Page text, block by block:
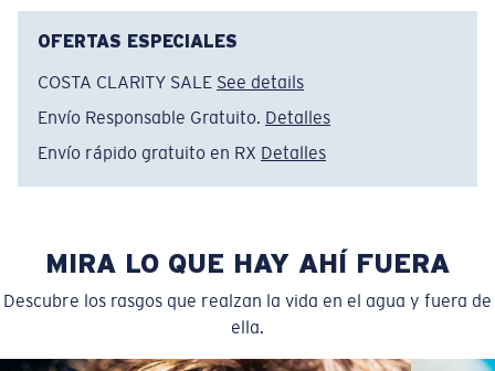
Ajuste Regular
Un frontal de lente amplio diseñado para ajustarse a
rostros de tamaño regular.
OFERTAS ESPECIALES
COSTA CLARITY SALE See details
Envío Responsable Gratuito. Detalles
Envío rápido gratuito en RX Detalles
MIRA LO QUE HAY AHÍ FUERA
Descubre los rasgos que realzan la vida en el agua y fuera de
ella.